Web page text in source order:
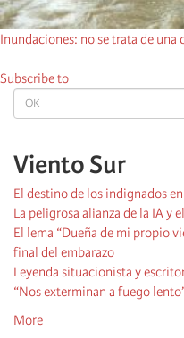
OK
Viento Sur
El destino de los indignados
La peligrosa alianza de la IA y
El lema “Dueña de mi propio
final del embarazo
Leyenda situacionista y
“Nos exterminan a fuego
More
Inundaciones: no se trata de una
Subscribe to